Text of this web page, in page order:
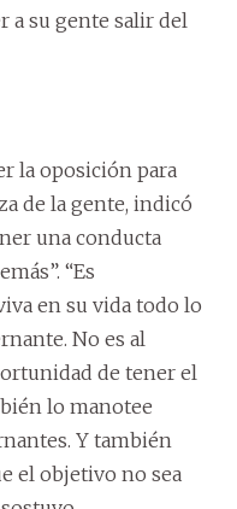
a su gente salir del
la oposición para
de la gente, indicó
una conducta
“Es
en su vida todo lo
No es al
de tener el
lo manotee
Y también
el objetivo no sea